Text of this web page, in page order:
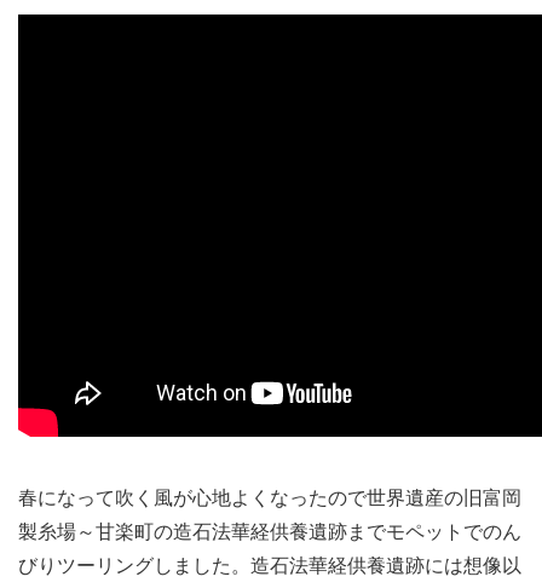
春になって吹く風が心地よくなったので世界遺産の旧富岡
製糸場～甘楽町の造石法華経供養遺跡までモペットでのん
びりツーリングしました。造石法華経供養遺跡には想像以